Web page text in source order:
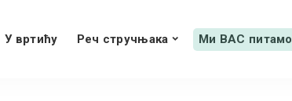
У вртићу Реч стручњака Ми ВАС питамо